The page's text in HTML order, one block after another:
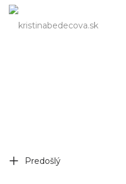
Predošlý